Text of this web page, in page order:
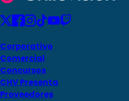
Corporativo
Comercial
Concursos
CHV Presenta
Proveedores